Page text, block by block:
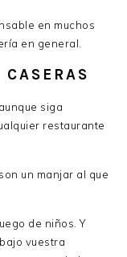
en muchos
en general.
siga
restaurante
un manjar al que
de niños. Y
vuestra